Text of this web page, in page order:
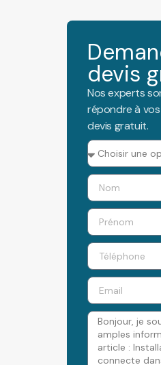
devis
Nos experts
répondre à
devis gratuit.